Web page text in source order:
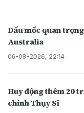
Dấu mốc quan
Australia
06-08-2026, 22:14
Huy động thêm 20
chính Thụy Sĩ